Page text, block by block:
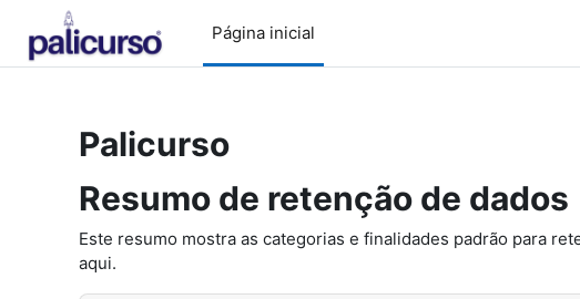
Ir para o conteúdo principal
Página inicial
Palicurso
Resumo de retenção de dados
Este resumo mostra as categorias e finalidades padrão para
aqui.